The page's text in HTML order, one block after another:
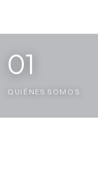
01
QUIÉNES SOMOS